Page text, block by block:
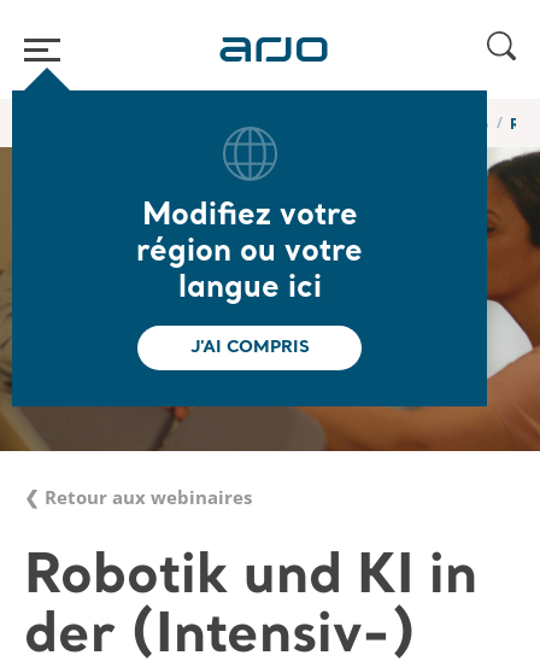
Modifiez votre
région ou votre
langue ici
J'AI COMPRIS
Webinaires et formations en ligne de l’Académie Arjo /
❮ Retour aux webinaires
Robotik und KI in
der (Intensiv-)